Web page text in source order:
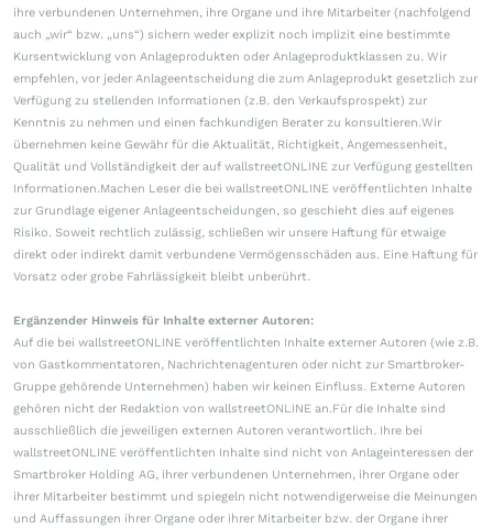
ihre verbundenen Unternehmen, ihre Organe und ihre Mitarbeiter (nachfolgend
auch „wir“ bzw. „uns“) sichern weder explizit noch implizit eine bestimmte
Kursentwicklung von Anlageprodukten oder Anlageproduktklassen zu. Wir
empfehlen, vor jeder Anlageentscheidung die zum Anlageprodukt gesetzlich zur
Verfügung zu stellenden Informationen (z.B. den Verkaufsprospekt) zur
Kenntnis zu nehmen und einen fachkundigen Berater zu konsultieren.Wir
übernehmen keine Gewähr für die Aktualität, Richtigkeit, Angemessenheit,
Qualität und Vollständigkeit der auf wallstreetONLINE zur Verfügung gestellten
Informationen.Machen Leser die bei wallstreetONLINE veröffentlichten Inhalte
zur Grundlage eigener Anlageentscheidungen, so geschieht dies auf eigenes
Risiko. Soweit rechtlich zulässig, schließen wir unsere Haftung für etwaige
direkt oder indirekt damit verbundene Vermögensschäden aus. Eine Haftung für
Vorsatz oder grobe Fahrlässigkeit bleibt unberührt.
Ergänzender Hinweis für Inhalte externer Autoren:
Auf die bei wallstreetONLINE veröffentlichten Inhalte externer Autoren (wie z.B.
von Gastkommentatoren, Nachrichtenagenturen oder nicht zur Smartbroker-
Gruppe gehörende Unternehmen) haben wir keinen Einfluss. Externe Autoren
gehören nicht der Redaktion von wallstreetONLINE an.Für die Inhalte sind
ausschließlich die jeweiligen externen Autoren verantwortlich. Ihre bei
wallstreetONLINE veröffentlichten Inhalte sind nicht von Anlageinteressen der
Smartbroker Holding AG, ihrer verbundenen Unternehmen, ihrer Organe oder
ihrer Mitarbeiter bestimmt und spiegeln nicht notwendigerweise die Meinungen
und Auffassungen ihrer Organe oder ihrer Mitarbeiter bzw. der Organe ihrer